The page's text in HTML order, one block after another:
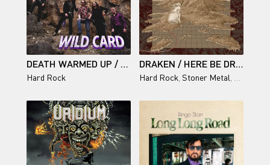
DEATH WARMED UP / WILDCARD
Hard Rock
DRAKEN / HERE BE DRAKEN
Hard Rock Stoner Metal